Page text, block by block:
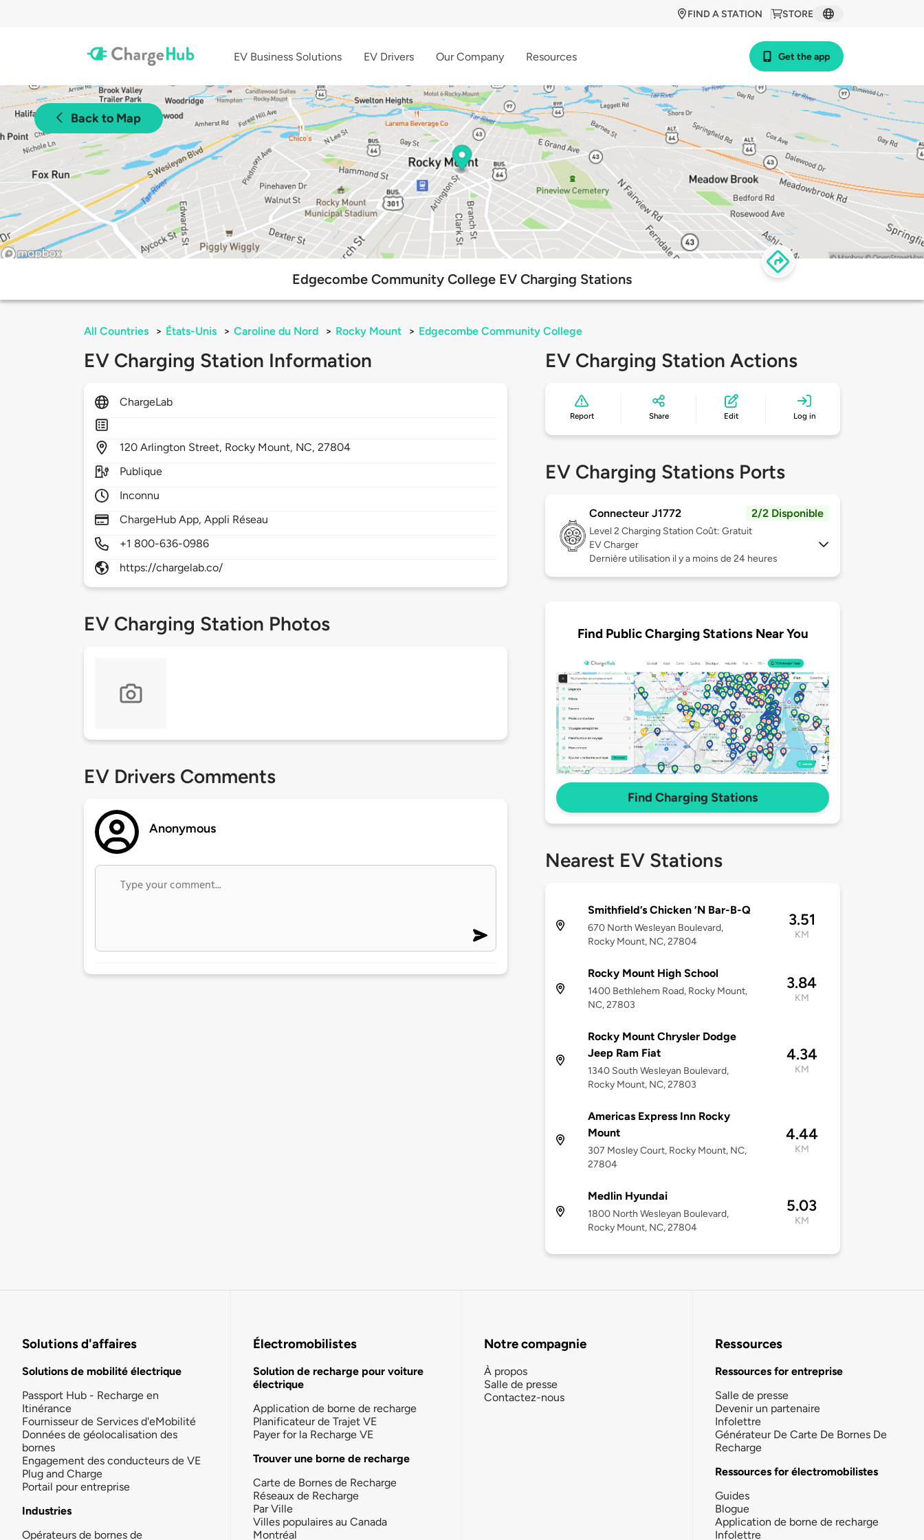
STORE
FIND A STATION
EV Business Solutions EV Drivers Our Company Resources Get the app
Back to Map
Edgecombe Community College EV Charging Stations
All Countries > États-Unis > Caroline du Nord > Rocky Mount > Edgecombe Community College
EV Charging Station Information
ChargeLab
120Arlington Street, Rocky Mount, NC,27804
Publique
Inconnu
ChargeHub App, Appli Réseau
+1 800-636-0986
https://chargelab.co/
EV Charging Station Photos
EV Drivers Comments
Anonymous
EV Charging Station Actions
Report Share Edit Log in
EV Charging Stations Ports
Connecteur J1772 2/2 Disponible
Level 2 Charging Station Coût: Gratuit
EV Charger
Dernière utilisation il y a moins de 24 heures
Find Public Charging Stations Near You
Find Charging Stations
Nearest EV Stations
Smithfield’s Chicken ’N Bar-B-Q
670 North Wesleyan Boulevard,
Rocky Mount, NC, 27804
3.51
KM
Rocky Mount High School
1400 Bethlehem Road, Rocky Mount,
NC, 27803
3.84
KM
Rocky Mount Chrysler Dodge
Jeep Ram Fiat
1340 South Wesleyan Boulevard,
Rocky Mount, NC, 27803
4.34
KM
Americas Express Inn Rocky
Mount
307 Mosley Court, Rocky Mount, NC,
27804
4.44
KM
Medlin Hyundai
1800 North Wesleyan Boulevard,
Rocky Mount, NC, 27804
5.03
KM
Solutions d'affaires
Solutions de mobilité électrique
Passport Hub - Recharge en
Itinérance
Fournisseur de Services d'eMobilité
Données de géolocalisation des
bornes
Engagement des conducteurs de VE
Plug and Charge
Portail pour entreprise
Industries
Opérateurs de bornes de
Électromobilistes
Solution de recharge pour voiture
électrique
Application de borne de recharge
Planificateur de Trajet VE
Payer for la Recharge VE
Trouver une borne de recharge
Carte de Bornes de Recharge
Réseaux de Recharge
Par Ville
Villes populaires au Canada
Montréal
Notre compagnie
À propos
Salle de presse
Contactez-nous
Ressources
Ressources for entreprise
Salle de presse
Devenir un partenaire
Infolettre
Générateur De Carte De Bornes De
Recharge
Ressources for électromobilistes
Guides
Blogue
Application de borne de recharge
Infolettre